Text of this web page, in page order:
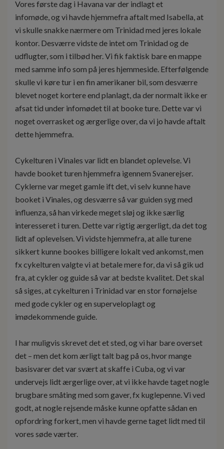
Vores første dag i Havana var der indlagt et
infomøde, og vi havde hjemmefra aftalt med Isabella, at
vi skulle snakke nærmere om Trinidad med jeres lokale
kontor. Desværre vidste de intet om Trinidad og de
udflugter, som i tilbød her. Vi fik faktisk bare en mappe
med samme info som på jeres hjemmeside. Efterfølgende
skulle vi køre tur i en fin amerikaner bil, som desværre
blevet noget kortere end planlagt, da der normalt ikke er
afsat tid under infomødet til at booke ture. Dette var vi
noget overrasket og ærgerlige over, da vi jo havde aftalt
dette hjemmefra.
Cykelturen i Vinales var lidt en blandet oplevelse. Vi
havde booket turen hjemmefra igennem Svanerejser.
Cyklerne var meget gamle ift det, vi selv kunne have
booket i Vinales, og desværre så var guiden syg med
influenza, så han virkede meget sløj og ikke særlig
interesseret i turen. Dette var rigtig ærgerligt, da det tog
lidt af oplevelsen. Vi vidste hjemmefra, at alle turene
sikkert kunne bookes billigere lokalt ved ankomst, men
fx cykelturen valgte vi at betale mere for, da vi så gik ud
fra, at cykler og guide så var at bedste kvalitet. Det skal
så siges, at cykelturen i Trinidad var en stor fornøjelse
med gode cykler og en superveloplagt og
imødekommende guide.
I har muligvis skrevet det et sted, og vi har bare overset
det – men det kom ærligt talt bag på os, hvor mange
basisvarer det var svært at skaffe i Cuba, og vi var
undervejs lidt ærgerlige over, at vi ikke havde taget nogle
brugbare småting med som gaver, fx kuglepenne. Vi ved
godt, at nogle rejsende måske kunne opfatte sådan en
opfordring forkert, men vi havde gerne taget lidt med til
vores søde værter.